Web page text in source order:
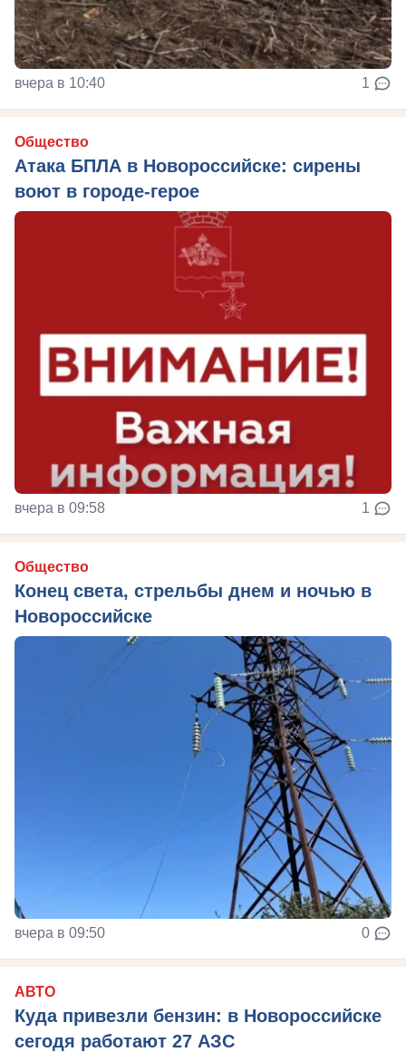
вчера в 10:40 1
Общество
Атака БПЛА в Новороссийске: сирены
воют в городе-герое
вчера в 09:58 1
Общество
Конец света, стрельбы днем и ночью в
Новороссийске
вчера в 09:50 0
АВТО
Куда привезли бензин: в Новороссийске
сегодя работают 27 АЗС